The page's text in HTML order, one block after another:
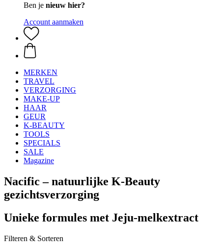
Ben je nieuw hier?
Account aanmaken
MERKEN
TRAVEL
VERZORGING
MAKE-UP
HAAR
GEUR
K-BEAUTY
TOOLS
SPECIALS
SALE
Magazine
Nacific – natuurlijke K-Beauty
gezichtsverzorging
Unieke formules met Jeju-melkextract
Filteren & Sorteren